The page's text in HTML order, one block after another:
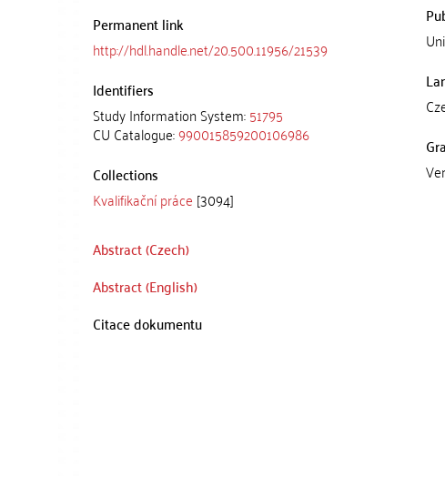
Permanent link
http://hdl.handle.net/20.500.11956/21539
Identifiers
Study Information System:51795
CU Catalogue:990015859200106986
Collections
Kvalifikační práce [3094]
Abstract (Czech)
Abstract (English)
Citace dokumentu